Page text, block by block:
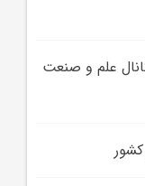
علم و صنعت